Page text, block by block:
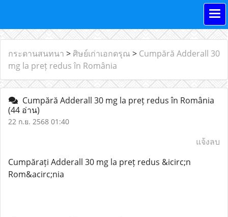
กระดานสนทนา > ศิษย์เก่าเอกดรุณ > Cumpără Adderall 30
mg la preț redus în România
Cumpără Adderall 30 mg la preț redus în România
(44 อ่าน)
22 ก.ย. 2568 01:40
แจ้งลบ
Cumpărați Adderall 30 mg la preț redus &icirc;n
Rom&acirc;nia